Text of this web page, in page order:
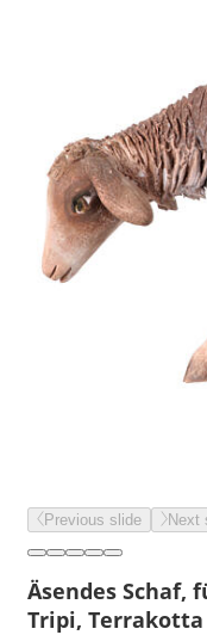
Previous slide Next
Äsendes Schaf,
Tripi, Terrakotta